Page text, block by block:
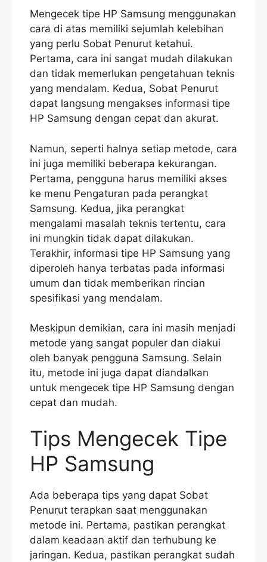
Mengecek tipe HP Samsung menggunakan
cara di atas memiliki sejumlah kelebihan
yang perlu Sobat Penurut ketahui.
Pertama, cara ini sangat mudah dilakukan
dan tidak memerlukan pengetahuan teknis
yang mendalam. Kedua, Sobat Penurut
dapat langsung mengakses informasi tipe
HP Samsung dengan cepat dan akurat.
Namun, seperti halnya setiap metode, cara
ini juga memiliki beberapa kekurangan.
Pertama, pengguna harus memiliki akses
ke menu Pengaturan pada perangkat
Samsung. Kedua, jika perangkat
mengalami masalah teknis tertentu, cara
ini mungkin tidak dapat dilakukan.
Terakhir, informasi tipe HP Samsung yang
diperoleh hanya terbatas pada informasi
umum dan tidak memberikan rincian
spesifikasi yang mendalam.
Meskipun demikian, cara ini masih menjadi
metode yang sangat populer dan diakui
oleh banyak pengguna Samsung. Selain
itu, metode ini juga dapat diandalkan
untuk mengecek tipe HP Samsung dengan
cepat dan mudah.
Tips Mengecek Tipe
HP Samsung
Ada beberapa tips yang dapat Sobat
Penurut terapkan saat menggunakan
metode ini. Pertama, pastikan perangkat
dalam keadaan aktif dan terhubung ke
jaringan. Kedua, pastikan perangkat sudah